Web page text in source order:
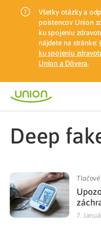
Všetky otázky a
poistencov Union
ku spojeniu
nájdete na stránke:
ku spojeniu
Union a Dôvera.
deep
7.